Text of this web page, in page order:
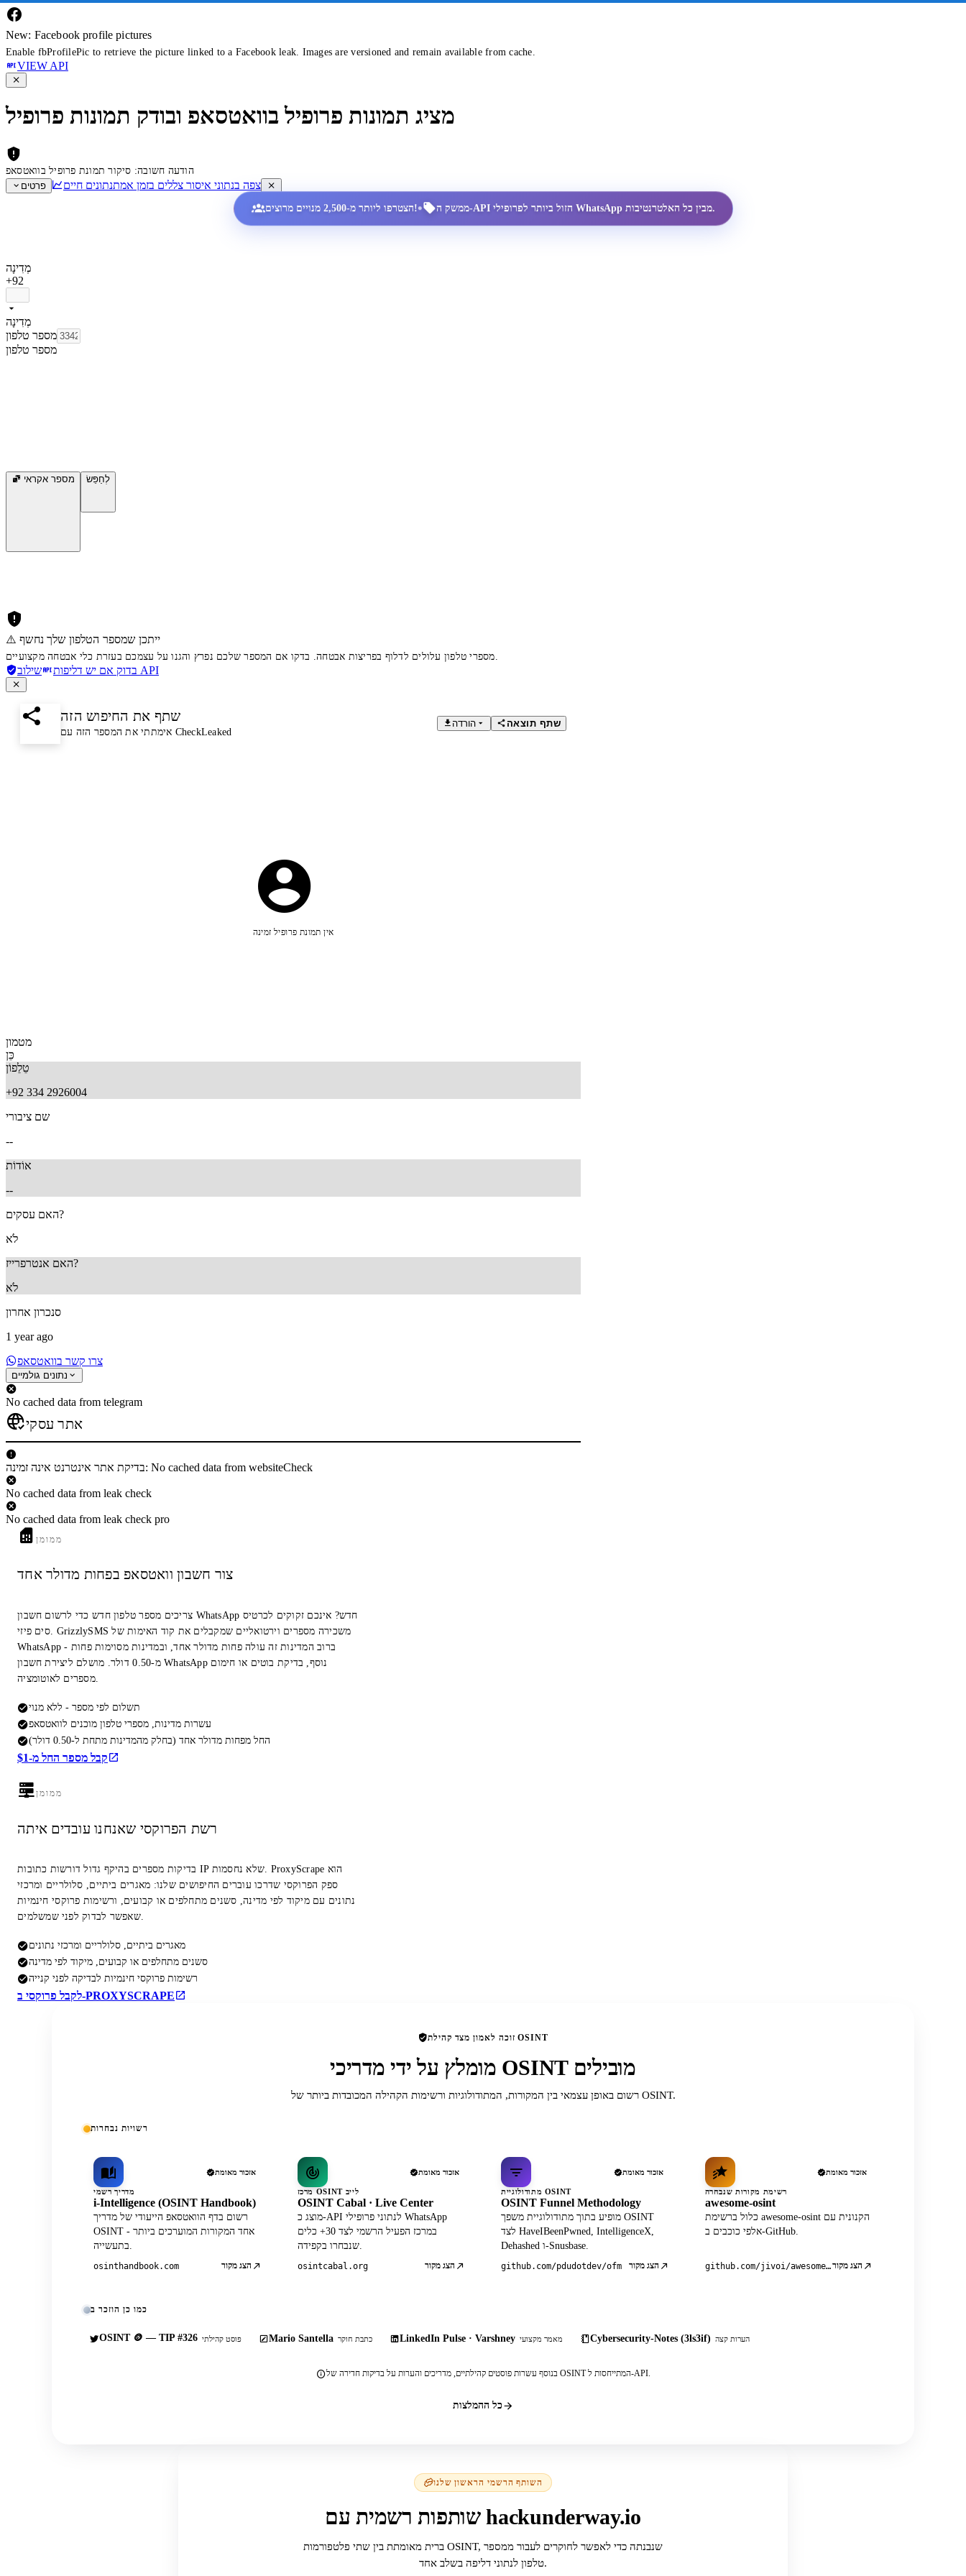
New: Facebook profile pictures
Enable fbProfilePic to retrieve the picture linked to a Facebook leak. Images are versioned and remain available from cache.
VIEW API
מציג תמונות פרופיל בוואטסאפ ובודק תמונות פרופיל
הודעה חשובה: סיקור תמונת פרופיל בוואטסאפ
פרטים
צפה בנתוני איסור צללים בזמן אמתנתונים חיים
הצטרפו ליותר מ-2,500 מנויים מרוצים!• ממשק ה-API הזול ביותר לפרופילי WhatsApp מבין כל האלטרנטיבות.
מְדִינָה
+92
מְדִינָה
מספר טלפון
מספר טלפון
מספר אקראי לְחַפֵּשׂ
⚠️ ייתכן שמספר הטלפון שלך נחשף
בדוק אם יש דליפות שילוב API
שתף את החיפוש הזה
אימתתי את המספר הזה עם CheckLeaked
הורדה שתף תוצאה
אין תמונת פרופיל זמינה
מטמון
כֵּן
טֵלֵפוֹן
+92 334 2926004
שם ציבורי
--
אוֹדוֹת
--
האם עסקים?
לֹא
האם אנטרפרייז?
לֹא
סנכרון אחרון
1 year ago
צרו קשר בוואטסאפ
נתונים גולמיים
No cached data from telegram
אתר עסקי
בדיקת אתר אינטרנט אינה זמינה: No cached data from websiteCheck
No cached data from leak check
No cached data from leak check pro
ממומן
צור חשבון וואטסאפ בפחות מדולר אחד
צריכים מספר טלפון חדש כדי לרשום חשבון WhatsApp חדש? אינכם זקוקים לכרטיס
סים פיזי. GrizzlySMS משכירה מספרים וירטואליים שמקבלים את קוד האימות של
WhatsApp - ברוב המדינות זה עולה פחות מדולר אחד, ובמדינות מסוימות פחות
מ-0.50 דולר. מושלם ליצירת חשבון WhatsApp נוסף, בדיקת בוטים או חימום
מספרים לאוטומציה.
תשלום לפי מספר - ללא מנוי
עשרות מדינות, מספרי טלפון מוכנים לוואטסאפ
החל מפחות מדולר אחד (בחלק מהמדינות מתחת ל-0.50 דולר)
קבל מספר החל מ-$1
ממומן
רשת הפרוקסי שאנחנו עובדים איתה
בדיקות מספרים בהיקף גדול דורשות כתובות IP שלא נחסמות. ProxyScrape הוא
ספק הפרוקסי שדרכו עוברים החיפושים שלנו: מאגרים ביתיים, סלולריים ומרכזי
נתונים עם מיקוד לפי מדינה, סשנים מתחלפים או קבועים, ורשימות פרוקסי חינמיות
שאפשר לבדוק לפני שמשלמים.
מאגרים ביתיים, סלולריים ומרכזי נתונים
סשנים מתחלפים או קבועים, מיקוד לפי מדינה
רשימות פרוקסי חינמיות לבדיקה לפני קנייה
לקבל פרוקסי ב-PROXYSCRAPE
זוכה לאמון מצד קהילת OSINT
מומלץ על ידי מדריכי OSINT מובילים
רשום באופן עצמאי בין המקורות, המתודולוגיות ורשימות הקהילה המכובדות ביותר של OSINT.
רשויות נבחרות
אזכור מאומת
מדריך רשמי
i-Intelligence (OSINT Handbook)
רשום בדף הוואטסאפ הייעודי של מדריך
OSINT - אחד המקורות המוערכים ביותר
בתעשייה.
osinthandbook.com הצג מקור
אזכור מאומת
מרכז OSINT לייב
OSINT Cabal · Live Center
מוצג כ-API לנתוני פרופילי WhatsApp
במרכז הפעיל הרשמי לצד 30+ כלים
שנבחרו בקפידה.
osintcabal.org הצג מקור
אזכור מאומת
מתודולוגיית OSINT
OSINT Funnel Methodology
מופיע בתוך מתודולוגיית משפך OSINT
לצד HaveIBeenPwned, IntelligenceX,
Dehashed ו-Snusbase.
github.com/pdudotdev/ofm הצג מקור
אזכור מאומת
רשימת מקורות שנבחרה
awesome-osint
כלול ברשימת awesome-osint הקנונית עם
אלפי כוכבים ב-GitHub.
github.com/jivoi/awesome-osintהצג מקור
כמו כן הוזכר ב
OSINT 🪙 — TIP #326 פוסט קהילתי Mario Santella כתבת חוקר LinkedIn Pulse · Varshney מאמר מקצועי Cybersecurity-Notes (3ls3if) הערות קצה
בנוסף עשרות פוסטים קהילתיים, מדריכים והערות על בדיקות חדירה של OSINT המתייחסות ל-API.
כל ההמלצות
השותף הרשמי הראשון שלנו
שותפות רשמית עם hackunderway.io
ברית מאומתת בין שתי פלטפורמות OSINT, שנבנתה כדי לאפשר לחוקרים לעבור ממספר
טלפון לנתוני דליפה בשלב אחד.